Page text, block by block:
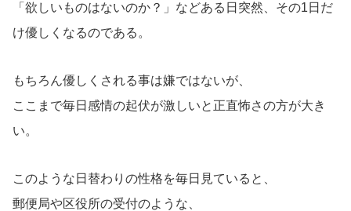
「欲しいものはないのか？」などある日突然、その1日だ
け優しくなるのである。
もちろん優しくされる事は嫌ではないが、
ここまで毎日感情の起伏が激しいと正直怖さの方が大き
い。
このような日替わりの性格を毎日見ていると、
郵便局や区役所の受付のような、